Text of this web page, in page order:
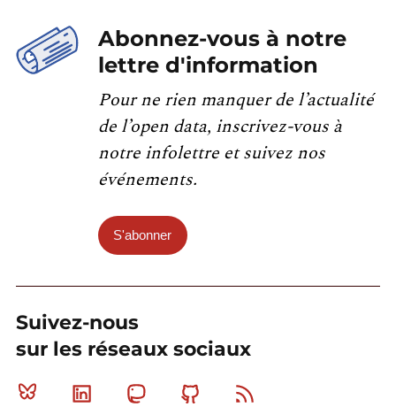
Abonnez-vous à notre
lettre d'information
Pour ne rien manquer de l’actualité
de l’open data, inscrivez-vous à
notre infolettre et suivez nos
événements.
S'abonner
Suivez-nous
sur les réseaux sociaux
Bluesky Linkedin MastodonGithub